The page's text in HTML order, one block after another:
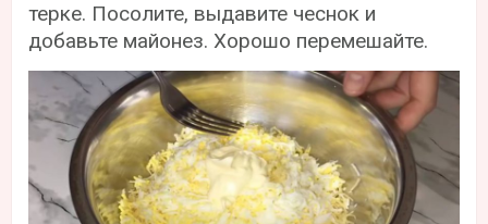
терке. Посолите, выдавите чеснок и
добавьте майонез. Хорошо перемешайте.